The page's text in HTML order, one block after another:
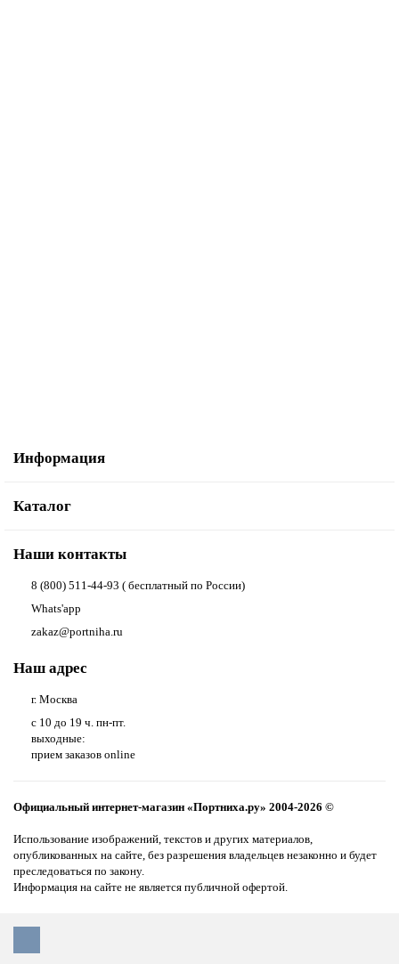
Информация
Каталог
Наши контакты
8 (800) 511-44-93 ( бесплатный по России)
Whats'app
zakaz@portniha.ru
Наш адрес
г. Москва
с 10 до 19 ч. пн-пт.
выходные:
прием заказов online
Официальный интернет-магазин «Портниха.ру» 2004-2026 ©
Использование изображений, текстов и других материалов,
опубликованных на сайте, без разрешения владельцев незаконно и будет
преследоваться по закону.
Информация на сайте не является публичной офертой.